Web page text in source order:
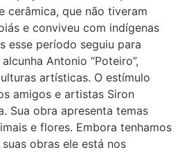
cerâmica, que não tiveram
e conviveu com indígenas
esse período seguiu para
Antonio “Poteiro”,
artísticas. O estímulo
amigos e artistas Siron
Sua obra apresenta temas
e flores. Embora tenhamos
obras ele está nos